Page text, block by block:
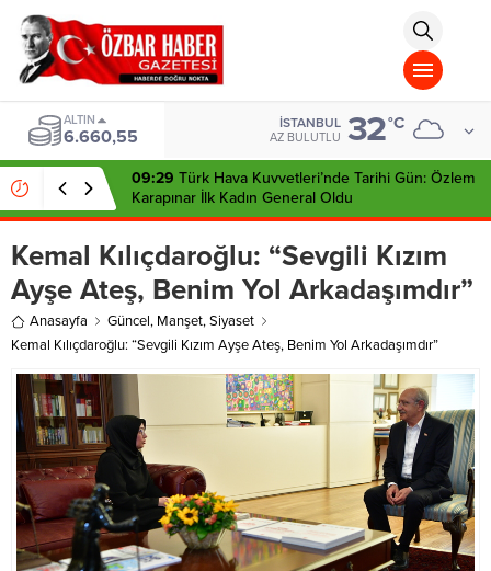
islami
chat
omegla
türk
sohbet
cinsel
sohbet
dini
chat
ALTIN
6.660,55
İSTANBUL
AZ BULUTLU 32°C
09:29 Türk Hava Kuvvetleri’nde Tarihi Gün: Özlem
Karapınar İlk Kadın General Oldu
Kemal Kılıçdaroğlu: “Sevgili Kızım
Ayşe Ateş, Benim Yol Arkadaşımdır”
Anasayfa Güncel, Manşet,Siyaset
Kemal Kılıçdaroğlu: “Sevgili Kızım Ayşe Ateş, Benim Yol Arkadaşımdır”